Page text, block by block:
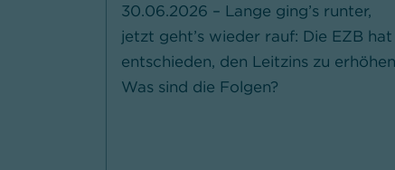
30.06.2026 – Lange ging’s runter,
jetzt geht’s wieder rauf: Die EZB hat
entschieden, den Leitzins zu
Was sind die Folgen?